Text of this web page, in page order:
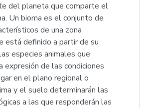
del planeta que comparte el
Un bioma es el conjunto de
de una zona
está definido a partir de su
especies animales que
expresión de las condiciones
en el plano regional o
y el suelo determinarán las
a las que responderán las